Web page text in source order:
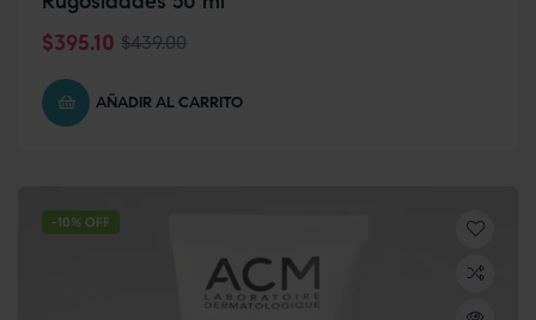
$439.00
$395.10
AÑADIR AL CARRITO
-10% OFF